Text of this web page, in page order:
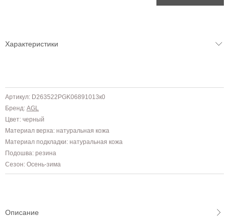
Характеристики
Артикул: D263522PGK06891013к0
Бренд: AGL
Цвет: черный
Материал верха: натуральная кожа
Материал подкладки: натуральная кожа
Подошва: резина
Сезон: Осень-зима
Описание